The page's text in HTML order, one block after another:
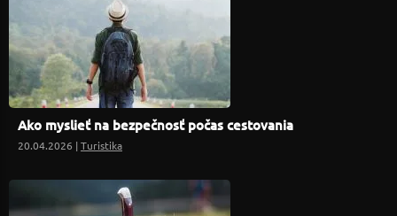
Ako myslieť na bezpečnosť počas cestovania
20.04.2026 |Turistika